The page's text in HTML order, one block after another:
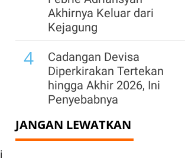
Akhirnya Keluar dari
Kejagung
4
Cadangan Devisa
Diperkirakan Tertekan
hingga Akhir 2026, Ini
Penyebabnya
5
BGN Pecat 66 Kepala
Dapur MBG Secara Tak
JANGAN LEWATKAN